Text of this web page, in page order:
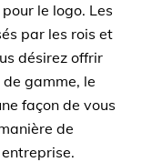
le logo. Les
par les rois et
désirez offrir
gamme, le
façon de vous
de